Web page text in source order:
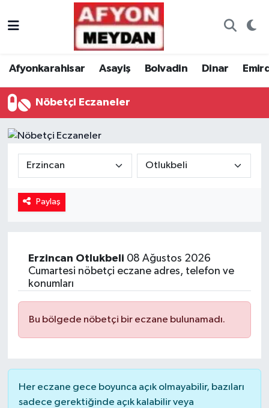
Afyonkarahisar Asayiş Bolvadin Dinar
Nöbetçi Eczaneler
Paylaş
Erzincan Otlukbeli 08 Ağustos 2026
Cumartesi nöbetçi eczane adres, telefon ve
konumları
Bu bölgede nöbetçi bir eczane bulunamadı.
Her eczane gece boyunca açık olmayabilir, bazıları
sadece gerektiğinde açık kalabilir veya
Nöbetçi Eczaneler
Trafik Durumu
Süper Lig Puan Durumu ve Fikstür
Tüm Manşetler
Son Dakika Haberleri